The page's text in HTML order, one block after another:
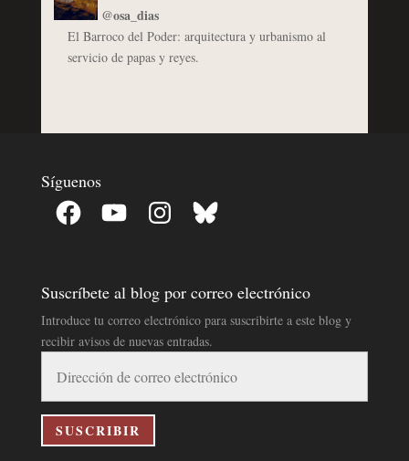
@osa_dias
El Barroco del Poder: arquitectura y urbanismo al
servicio de papas y reyes.
Síguenos
Facebook YouTube InstagramBluesky
Suscríbete al blog por correo electrónico
Introduce tu correo electrónico para suscribirte a este blog y
recibir avisos de nuevas entradas.
correo
electrónico
SUSCRIBIR